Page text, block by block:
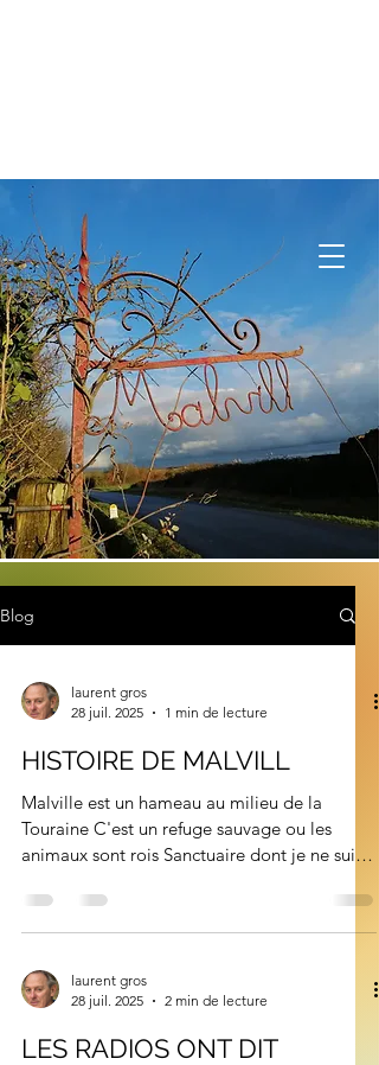
Blog
laurent gros
28 juil. 2025
1 min de lecture
HISTOIRE DE MALVILL
Malville est un hameau au milieu de la
Touraine C'est un refuge sauvage ou les
animaux sont rois Sanctuaire dont je ne suis
laurent gros
28 juil. 2025
2 min de lecture
LES RADIOS ONT DIT